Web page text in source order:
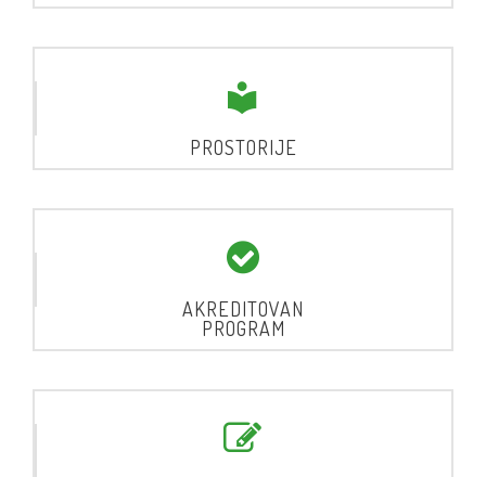
PROSTORIJE
AKREDITOVAN
PROGRAM